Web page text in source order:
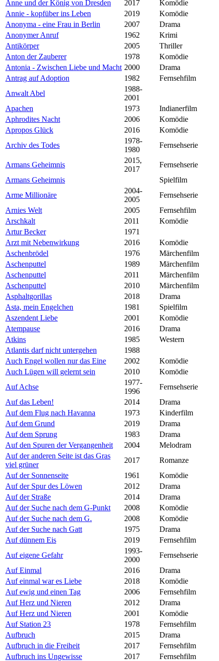
Anne und der König von Dresden 2017
Komödie
Annie - kopfüber ins Leben
2019
Komödie
Anonyma - eine Frau in Berlin
2007
Drama
Anonymer Anruf
1962
Krimi
Antikörper
2005
Thriller
Anton der Zauberer
1978
Komödie
Antonia - Zwischen Liebe und Macht 2000
Drama
Antrag auf Adoption
1982
Fernsehfilm
Anwalt Abel
1988-
2001
Apachen
1973
Indianerfilm
Aphrodites Nacht
2006
Komödie
Apropos Glück
2016
Komödie
Archiv des Todes
1978-
1980
Fernsehserie
Armans Geheimnis
2015,
2017
Fernsehserie
Armans Geheimnis
Spielfilm
Arme Millionäre
2004-
2005
Fernsehserie
Arnies Welt
2005
Fernsehfilm
Arschkalt
2011
Komödie
Artur Becker
1971
Arzt mit Nebenwirkung
2016
Komödie
Aschenbrödel
1976
Märchenfilm
Aschenputtel
1989
Märchenfilm
Aschenputtel
2011
Märchenfilm
Aschenputtel
2010
Märchenfilm
Asphaltgorillas
2018
Drama
Asta, mein Engelchen
1981
Spielfilm
Aszendent Liebe
2001
Komödie
Atempause
2016
Drama
Atkins
1985
Western
Atlantis darf nicht untergehen
1988
Auch Engel wollen nur das Eine
2002
Komödie
Auch Lügen will gelernt sein
2010
Komödie
Auf Achse
1977-
1996
Fernsehserie
Auf das Leben!
2014
Drama
Auf dem Flug nach Havanna
1973
Kinderfilm
Auf dem Grund
2019
Drama
Auf dem Sprung
1983
Drama
Auf den Spuren der Vergangenheit
2004
Melodram
Auf der anderen Seite ist das Gras
viel grüner
2017
Romanze
Auf der Sonnenseite
1961
Komödie
Auf der Spur des Löwen
2012
Drama
Auf der Straße
2014
Drama
Auf der Suche nach dem G-Punkt
2008
Komödie
Auf der Suche nach dem G.
2008
Komödie
Auf der Suche nach Gatt
1975
Drama
Auf dünnem Eis
2019
Fernsehfilm
Auf eigene Gefahr
1993-
2000
Fernsehserie
Auf Einmal
2016
Drama
Auf einmal war es Liebe
2018
Komödie
Auf ewig und einen Tag
2006
Fernsehfilm
Auf Herz und Nieren
2012
Drama
Auf Herz und Nieren
2001
Komödie
Auf Station 23
1978
Fernsehfilm
Aufbruch
2015
Drama
Aufbruch in die Freiheit
2017
Fernsehfilm
Aufbruch ins Ungewisse
2017
Fernsehfilm